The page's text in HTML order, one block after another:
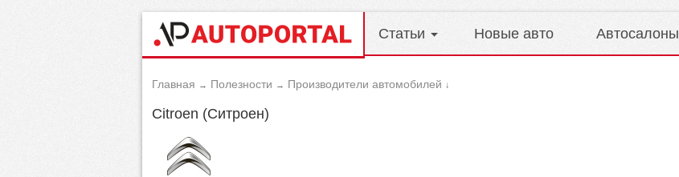
Статьи Новые авто Автосалоны
Главная → Полезности → Производители автомобилей ↓
Citroen (Ситроен)